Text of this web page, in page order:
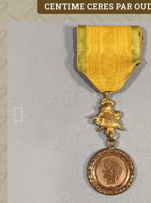
CENTIME CERES PAR